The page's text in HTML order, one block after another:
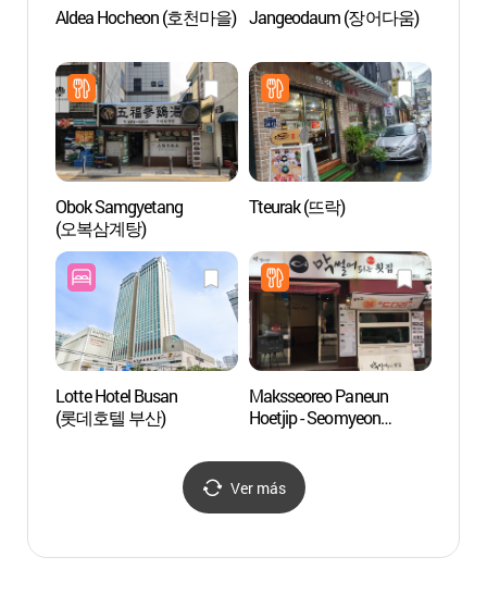
Aldea Hocheon (호천마을) Jangeodaum (장어다움)
Obok Samgyetang
(오복삼계탕)
Tteurak (뜨락)
Lotte Hotel Busan
(롯데호텔 부산)
Maksseoreo Paneun
Hoetjip - Seomyeon
서면)
Ver más